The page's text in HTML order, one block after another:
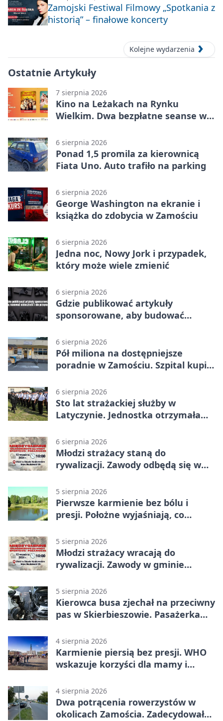
Zamojski Festiwal Filmowy „Spotkania z
historią” – finałowe koncerty
Kolejne wydarzenia
Ostatnie Artykuły
7 sierpnia 2026
Kino na Leżakach na Rynku
Wielkim. Dwa bezpłatne seanse w
6 sierpnia 2026
Ponad 1,5 promila za kierownicą
Fiata Uno. Auto trafiło na parking
6 sierpnia 2026
George Washington na ekranie i
książka do zdobycia w Zamościu
6 sierpnia 2026
Jedna noc, Nowy Jork i przypadek,
który może wiele zmienić
6 sierpnia 2026
Gdzie publikować artykuły
sponsorowane, aby budować
6 sierpnia 2026
Pół miliona na dostępniejsze
poradnie w Zamościu. Szpital kupi
6 sierpnia 2026
Sto lat strażackiej służby w
Latyczynie. Jednostka otrzymała
6 sierpnia 2026
Młodzi strażacy staną do
rywalizacji. Zawody odbędą się w
5 sierpnia 2026
Pierwsze karmienie bez bólu i
presji. Położne wyjaśniają, co
5 sierpnia 2026
Młodzi strażacy wracają do
rywalizacji. Zawody w gminie
5 sierpnia 2026
Kierowca busa zjechał na przeciwny
pas w Skierbieszowie. Pasażerka
4 sierpnia 2026
Karmienie piersią bez presji. WHO
wskazuje korzyści dla mamy i
4 sierpnia 2026
Dwa potrącenia rowerzystów w
okolicach Zamościa. Zadecydowało